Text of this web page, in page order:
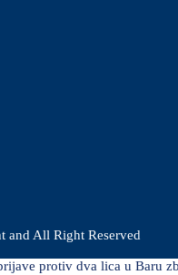
and All Right Reserved
protiv dva lica u Baru